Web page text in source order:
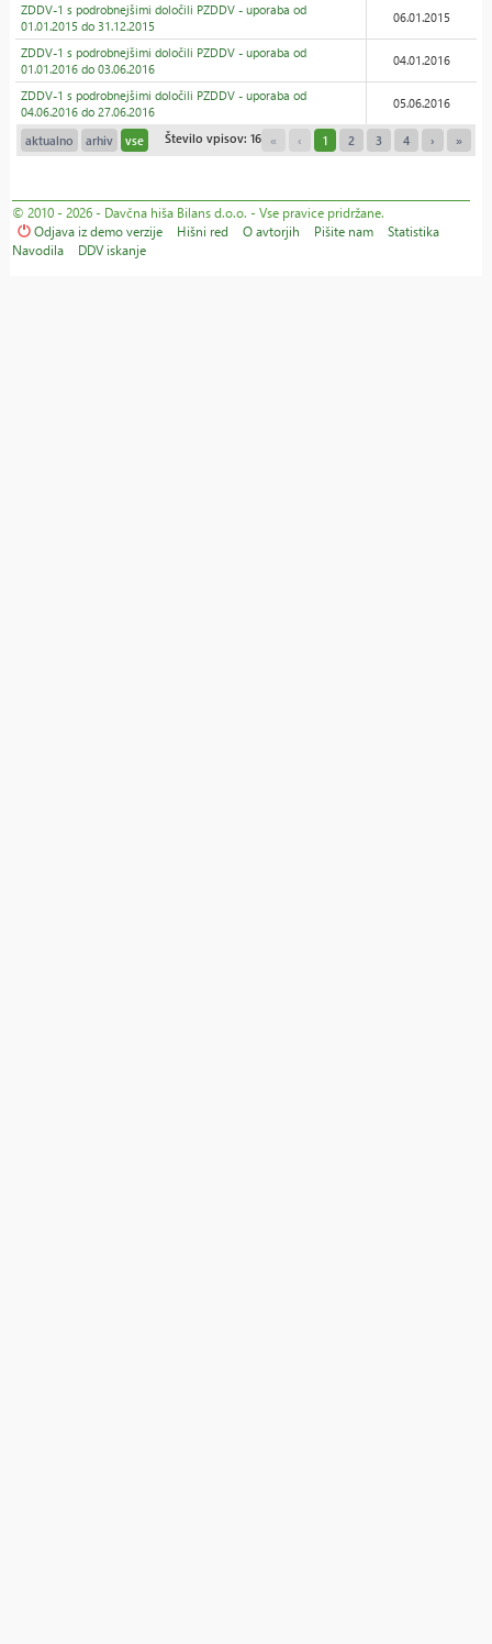
ZDDV-1 s podrobnejšimi določili PZDDV - uporaba od
01.01.2015 do 31.12.2015
06.01.2015
ZDDV-1 s podrobnejšimi določili PZDDV - uporaba od
01.01.2016 do 03.06.2016
04.01.2016
ZDDV-1 s podrobnejšimi določili PZDDV - uporaba od
04.06.2016 do 27.06.2016
05.06.2016
aktualno arhiv vse Število vpisov: 16 « ‹ 1 2 3 4 › »
© 2010 - 2026 - Davčna hiša Bilans d.o.o. - Vse pravice pridržane.
Odjava iz demo verzije
Hišni red O avtorjih Pišite nam
Statistika
Navodila
DDV iskanje